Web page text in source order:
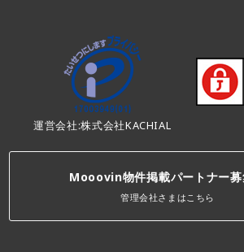
運営会社:株式会社KACHIAL
Mooovin物件掲載パートナー募
管理会社さまはこちら